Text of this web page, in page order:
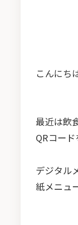
こんにち
最近は飲
QRコー
デジタル
紙メニュ